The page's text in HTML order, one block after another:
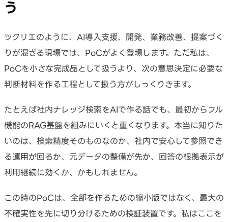
う
ツクリエのように、AI導入支援、開発、業務改善、提案づく
りが混ざる現場では、PoCがよく登場します。ただ私は、
PoCを小さな完成品として扱うより、次の意思決定に必要な
判断材料を作る工程として扱う方がしっくりきます。
たとえば社内ナレッジ検索をAIで作る話でも、最初からフル
機能のRAG基盤を組みにいくと重くなります。本当に知りた
いのは、検索精度そのものなのか、社内で安心して参照でき
る運用が回るか、元データの整備が先か、回答の根拠表示が
利用継続に効くか、かもしれません。
この時のPoCは、全部を作るための縮小版ではなく、最大の
不確実性を先に切り分けるための検証装置です。私はここを